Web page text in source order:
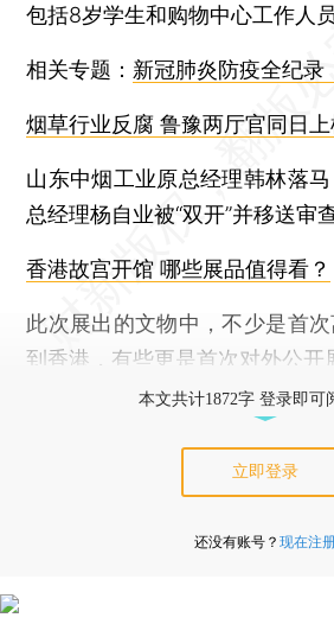
包括8岁学生和购物中心工作人员
相关专题： 新冠肺炎防疫全纪录
烟草行业反腐 鲁豫两厅官同日
山东中烟工业原总经理韩林落
总经理杨自业被“双开”并移送审
香港故宫开馆 哪些展品值得看？
此次展出的文物中，不少是首
到香港，有些更是首次对外公开
本文共计1872字 登录即可
立即登录
还没有账号？ 现在注